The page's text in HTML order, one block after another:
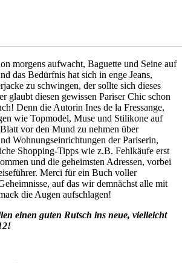
morgens aufwacht, Baguette und Seine auf
das Bedürfnis hat sich in enge Jeans,
zu schwingen, der sollte sich dieses
glaubt diesen gewissen Pariser Chic schon
Denn die Autorin Ines de la Fressange,
wie Topmodel, Muse und Stilikone auf
vor den Mund zu nehmen über
Wohnungseinrichtungen der Pariserin,
Shopping-Tipps wie z.B. Fehlkäufe erst
und die geheimsten Adressen, vorbei
Merci für ein Buch voller
auf das wir demnächst alle mit
die Augen aufschlagen!
einen guten Rutsch ins neue, vielleicht